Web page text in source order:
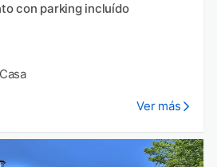
con parking incluído
Ver más